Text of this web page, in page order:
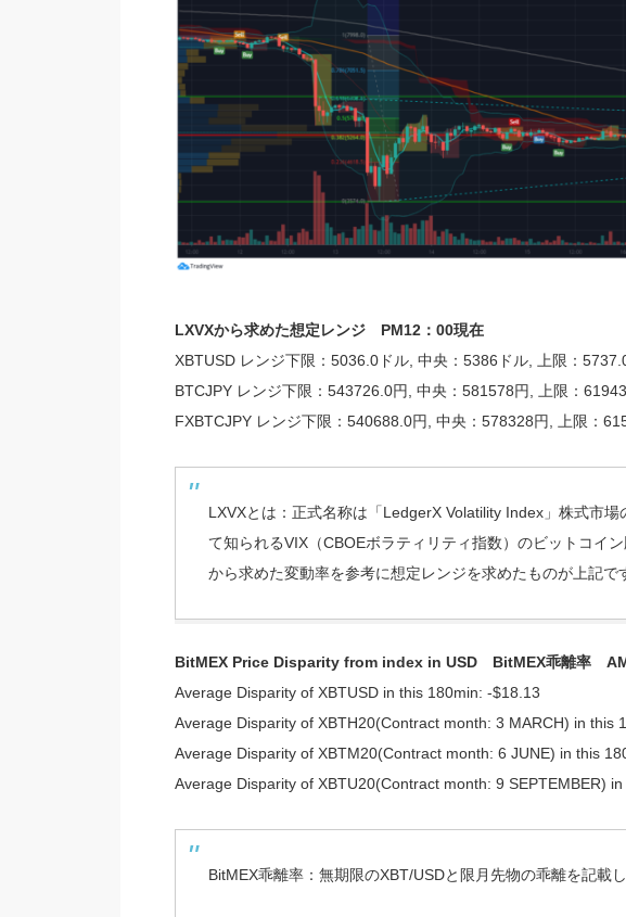
LXVXから求めた想定レンジ PM12：00現在
XBTUSD レンジ下限：5036.0ドル, 中央：5386ドル, 上限：
BTCJPY レンジ下限：543726.0円, 中央：581578円, 上限：
FXBTCJPY レンジ下限：540688.0円, 中央：578328円, 上限：
LXVXとは：正式名称は「LedgerX Volatility Index」株式市
て知られるVIX（CBOEボラティリティ指数）のビットコイ
から求めた変動率を参考に想定レンジを求めたものが上記で
BitMEX Price Disparity from index in USD BitMEX乖離率
Average Disparity of XBTUSD in this 180min: -$18.13
Average Disparity of XBTH20(Contract month: 3 MARCH) in this
Average Disparity of XBTM20(Contract month: 6 JUNE) in this
Average Disparity of XBTU20(Contract month: 9 SEPTEMBER)
BitMEX乖離率：無期限のXBT/USDと限月先物の乖離を記載し